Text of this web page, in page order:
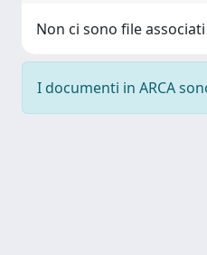
Non ci sono file
I documenti in ARCA